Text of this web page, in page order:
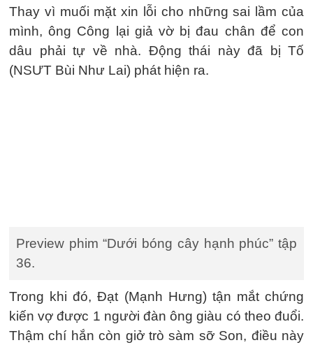
Thay vì muối mặt xin lỗi cho những sai lầm của
mình, ông Công lại giả vờ bị đau chân để con
dâu phải tự về nhà. Động thái này đã bị Tố
(NSƯT Bùi Như Lai) phát hiện ra.
Preview phim “Dưới bóng cây hạnh phúc” tập
36.
Trong khi đó, Đạt (Mạnh Hưng) tận mắt chứng
kiến vợ được 1 người đàn ông giàu có theo đuổi.
Thậm chí hắn còn giở trò sàm sỡ Son, điều này